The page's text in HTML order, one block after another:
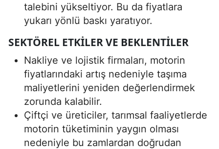
talebini yükseltiyor. Bu da fiyatlara
yukarı yönlü baskı yaratıyor.
SEKTÖREL ETKILER VE BEKLENTILER
Nakliye ve lojistik firmaları, motorin
fiyatlarındaki artış nedeniyle taşıma
maliyetlerini yeniden değerlendirmek
zorunda kalabilir.
Çiftçi ve üreticiler, tarımsal faaliyetlerde
motorin tüketiminin yaygın olması
nedeniyle bu zamlardan doğrudan